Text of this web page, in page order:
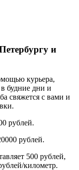
и
курьера,
будние дни и
свяжется с вами и
рублей.
рублей.
500 рублей,
километр.